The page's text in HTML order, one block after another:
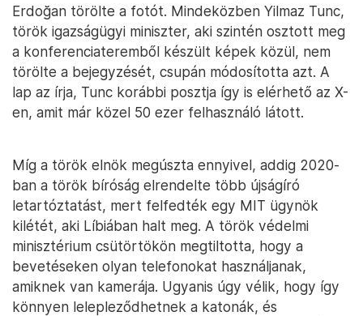
Erdoğan törölte a fotót. Mindeközben Yilmaz Tunc,
török igazságügyi miniszter, aki szintén osztott meg
a konferenciateremből készült képek közül, nem
törölte a bejegyzését, csupán módosította azt. A
lap az írja, Tunc korábbi posztja így is elérhető az X-
en, amit már közel 50 ezer felhasználó látott.
Míg a török elnök megúszta ennyivel, addig 2020-
ban a török bíróság elrendelte több újságíró
letartóztatást, mert felfedték egy MIT ügynök
kilétét, aki Líbiában halt meg. A török védelmi
minisztérium csütörtökön megtiltotta, hogy a
bevetéseken olyan telefonokat használjanak,
amiknek van kamerája. Ugyanis úgy vélik, hogy így
könnyen lelepleződhetnek a katonák, és